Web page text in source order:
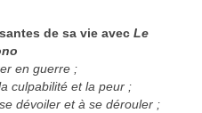
de sa vie avec Le
en guerre ;
culpabilité et la peur ;
dévoiler et à se dérouler ;